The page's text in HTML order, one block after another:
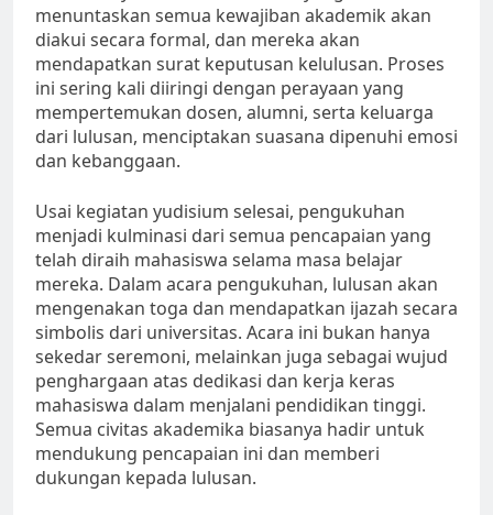
menuntaskan semua kewajiban akademik akan
diakui secara formal, dan mereka akan
mendapatkan surat keputusan kelulusan. Proses
ini sering kali diiringi dengan perayaan yang
mempertemukan dosen, alumni, serta keluarga
dari lulusan, menciptakan suasana dipenuhi emosi
dan kebanggaan.
Usai kegiatan yudisium selesai, pengukuhan
menjadi kulminasi dari semua pencapaian yang
telah diraih mahasiswa selama masa belajar
mereka. Dalam acara pengukuhan, lulusan akan
mengenakan toga dan mendapatkan ijazah secara
simbolis dari universitas. Acara ini bukan hanya
sekedar seremoni, melainkan juga sebagai wujud
penghargaan atas dedikasi dan kerja keras
mahasiswa dalam menjalani pendidikan tinggi.
Semua civitas akademika biasanya hadir untuk
mendukung pencapaian ini dan memberi
dukungan kepada lulusan.